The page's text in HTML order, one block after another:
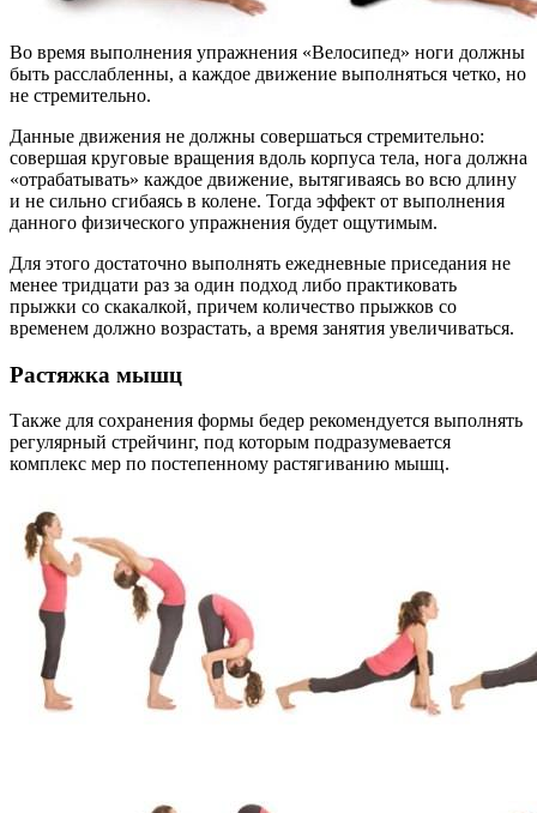
Во время выполнения упражнения «Велосипед» ноги должны
быть расслабленны, а каждое движение выполняться четко, но
не стремительно.
Данные движения не должны совершаться стремительно:
совершая круговые вращения вдоль корпуса тела, нога должна
«отрабатывать» каждое движение, вытягиваясь во всю длину
и не сильно сгибаясь в колене. Тогда эффект от выполнения
данного физического упражнения будет ощутимым.
Для этого достаточно выполнять ежедневные приседания не
менее тридцати раз за один подход либо практиковать
прыжки со скакалкой, причем количество прыжков со
временем должно возрастать, а время занятия увеличиваться.
Растяжка мышц
Также для сохранения формы бедер рекомендуется выполнять
регулярный стрейчинг, под которым подразумевается
комплекс мер по постепенному растягиванию мышц.